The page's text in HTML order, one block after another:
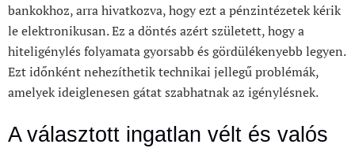
bankokhoz, arra hivatkozva, hogy ezt a pénzintézetek kérik
le elektronikusan. Ez a döntés azért született, hogy a
hiteligénylés folyamata gyorsabb és gördülékenyebb legyen.
Ezt időnként nehezíthetik technikai jellegű problémák,
amelyek ideiglenesen gátat szabhatnak az igénylésnek.
A választott ingatlan vélt és valós